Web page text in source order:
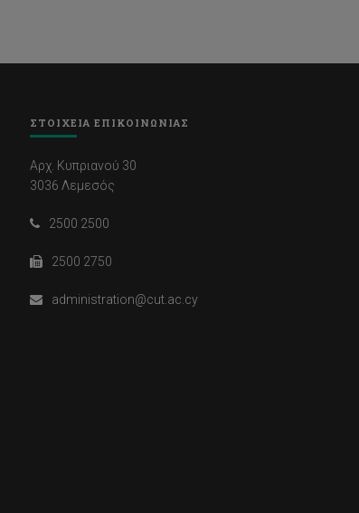
ΣΤΟΙΧΕΙΑ ΕΠΙΚΟΙΝΩΝΙΑΣ
Αρχ. Κυπριανού 30
3036 Λεμεσός
2500 2500
2500 2750
administration@cut.ac.cy